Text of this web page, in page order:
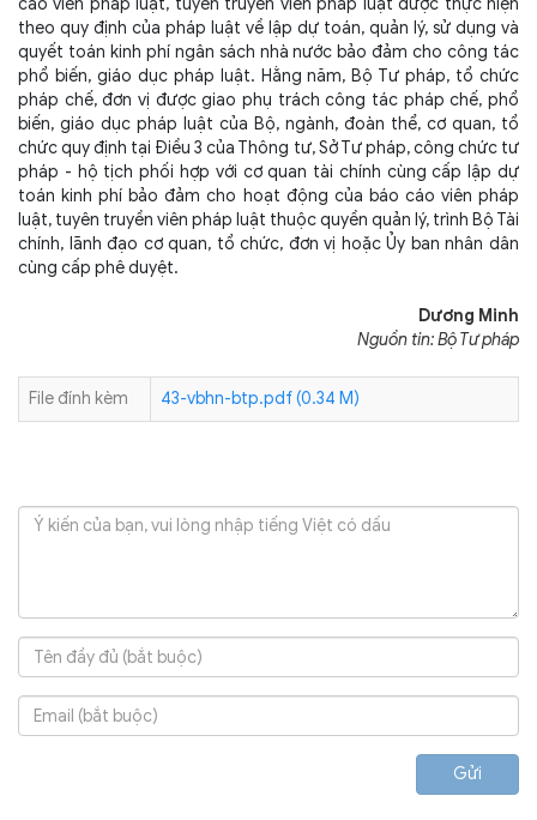
cáo viên pháp luật, tuyên truyền viên pháp luật được thực hiện
theo quy định của pháp luật về lập dự toán, quản lý, sử dụng và
quyết toán kinh phí ngân sách nhà nước bảo đảm cho công tác
phổ biến, giáo dục pháp luật. Hằng năm, Bộ Tư pháp, tổ chức
pháp chế, đơn vị được giao phụ trách công tác pháp chế, phổ
biến, giáo dục pháp luật của Bộ, ngành, đoàn thể, cơ quan, tổ
chức quy định tại Điều 3 của Thông tư, Sở Tư pháp, công chức tư
pháp - hộ tịch phối hợp với cơ quan tài chính cùng cấp lập dự
toán kinh phí bảo đảm cho hoạt động của báo cáo viên pháp
luật, tuyên truyền viên pháp luật thuộc quyền quản lý, trình Bộ Tài
chính, lãnh đạo cơ quan, tổ chức, đơn vị hoặc Ủy ban nhân dân
cùng cấp phê duyệt.
Dương Minh
Nguồn tin: Bộ Tư pháp
File đính kèm 43-vbhn-btp.pdf (0.34 M)
Gửi